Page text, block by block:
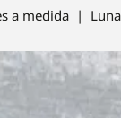
a medida |